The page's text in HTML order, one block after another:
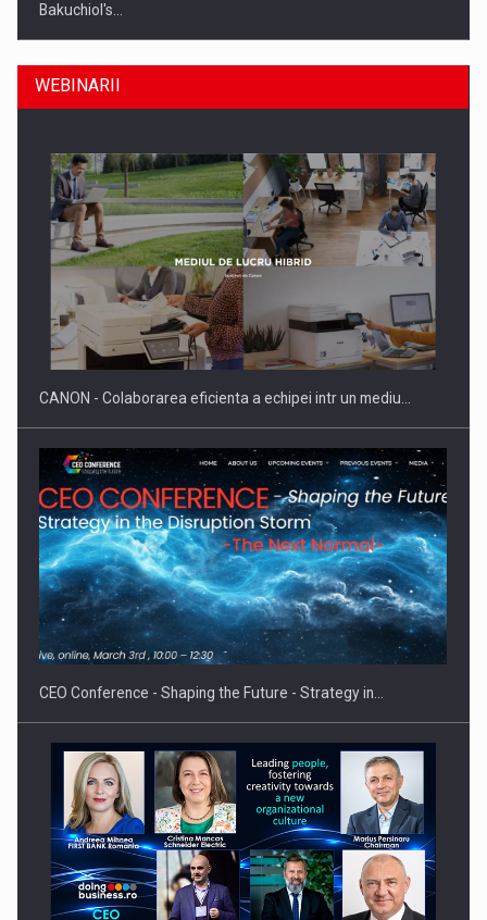
Bakuchiol's…
Producatorii si comerciantii care nu se supun noilor
reglementari…
Proteinmaxxing and the Future of Protein Demand
WEBINARII
CANON - Colaborarea eficienta a echipei intr un mediu…
CEO Conference - Shaping the Future - Strategy in…